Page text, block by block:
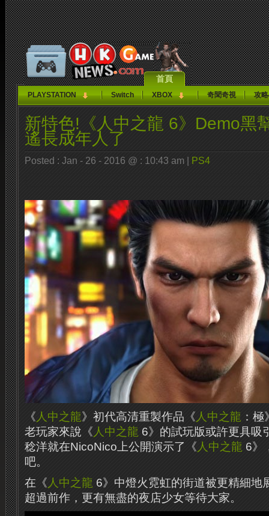
首頁
PLAYSTATION Switch XBOX 奇聞奇視 攻
新特色!《人中之龍 6》Demo黑
遙長成年人了
Posted : Jan - 26 - 2016 @ : 10:43 am | PS4
《 人中之龍》初代高清重製作品《 人中之龍 ：
老玩家來說《 人中之龍 6》的試玩版或許更具吸
稔洋就在NicoNico上公開演示了《 人中之龍 6》
吧。
在《 人中之龍 6》中燈火霓虹的街道被更精細地
超過前作，更有無盡的夜店少女等待大家。